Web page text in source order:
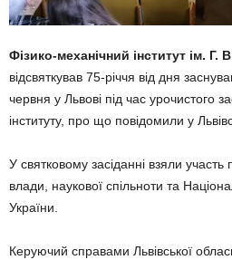
Фізико-механічний інститут ім. Г.
відсвяткував 75-річчя від дня
червня у Львові під час урочистого
інституту, про що повідомили у
У святковому засіданні взяли участь
влади, наукової спільноти та
України.
Керуючий справами Львівської